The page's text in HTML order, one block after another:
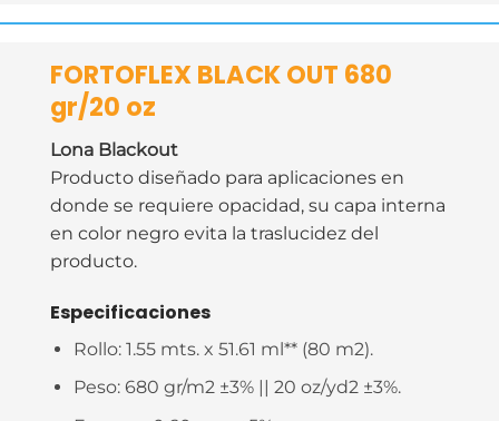
FORTOFLEX BLACK OUT 680
gr/20 oz
Lona Blackout
Producto diseñado para aplicaciones en
donde se requiere opacidad, su capa interna
en color negro evita la traslucidez del
producto.
Especificaciones
Rollo: 1.55 mts. x 51.61 ml** (80 m2).
Peso: 680 gr/m2 ±3% || 20 oz/yd2 ±3%.